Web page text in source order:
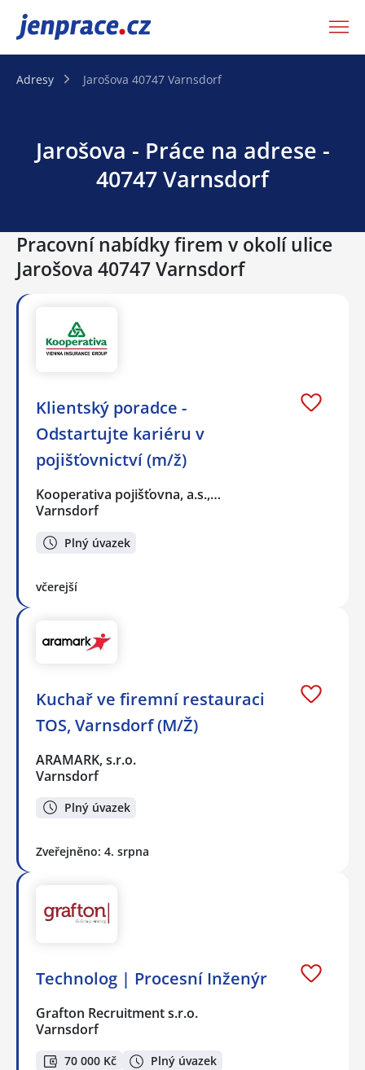
JenPráce.cz
Adresy Jarošova 40747 Varnsdorf
Jarošova - Práce na adrese -
40747 Varnsdorf
Pracovní nabídky firem v okolí ulice
Jarošova 40747 Varnsdorf
Klientský poradce -
Odstartujte kariéru v
pojišťovnictví (m/ž)
Kooperativa pojišťovna, a.s.,…
Varnsdorf
Plný úvazek
včerejší
Kuchař ve firemní restauraci
TOS, Varnsdorf (M/Ž)
ARAMARK, s.r.o.
Varnsdorf
Plný úvazek
Zveřejněno: 4. srpna
Technolog | Procesní Inženýr
Grafton Recruitment s.r.o.
Varnsdorf
70 000 Kč Plný úvazek